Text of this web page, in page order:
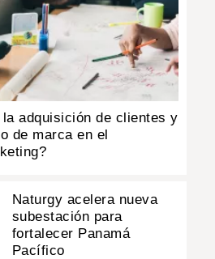
adquisición de clientes y
de marca en el
Naturgy acelera nueva
subestación para
fortalecer Panamá
Pacífico